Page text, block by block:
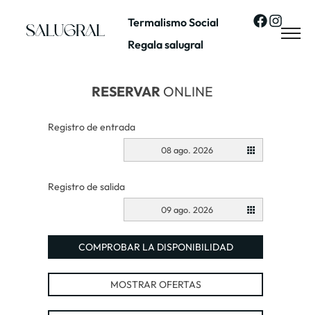
Termalismo Social
Regala salugral
RESERVARONLINE
Registro de entrada
08 ago. 2026
Registro de salida
09 ago. 2026
COMPROBAR LA DISPONIBILIDAD
MOSTRAR OFERTAS